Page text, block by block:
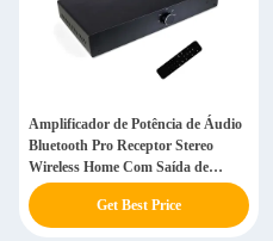
Amplificador de Potência de Áudio
Bluetooth Pro Receptor Stereo
Wireless Home Com Saída de
Subwoofer
Get Best Price